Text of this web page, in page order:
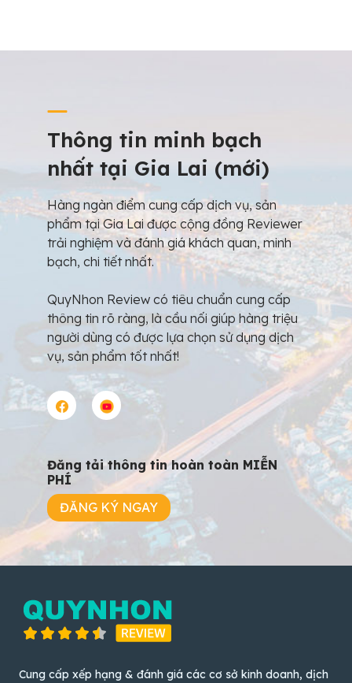
Thông tin minh bạch
nhất tại Gia Lai (mới)
Hàng ngàn điểm cung cấp dịch vụ, sản
phẩm tại Gia Lai được cộng đồng Reviewer
trải nghiệm và đánh giá khách quan, minh
bạch, chi tiết nhất.
QuyNhon Review có tiêu chuẩn cung cấp
thông tin rõ ràng, là cầu nối giúp hàng triệu
người dùng có được lựa chọn sử dụng dịch
vụ, sản phẩm tốt nhất!
Đăng tải thông tin hoàn toàn MIỄN
PHÍ
ĐĂNG KÝ NGAY
Cung cấp xếp hạng & đánh giá các cơ sở kinh doanh, dịch